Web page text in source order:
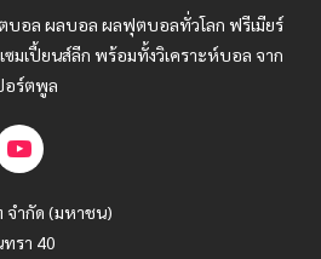
บอล ผลบอล ผลฟุตบอลทั่วโลก ฟรีเมียร์
มเปี้ยนส์ลีก พร้อมทั้งวิเคราะห์บอล จาก
อร์ตพูล
ำกัด (มหาชน)
รา 40